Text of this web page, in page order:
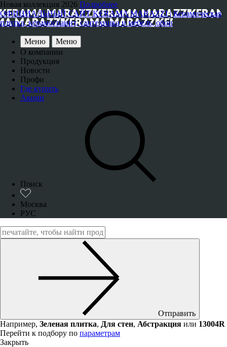
Новая коллекция 2026 Подробнее
ОФИЦИАЛЬНЫЙ САЙТ KERAMA MARAZZI | Керамическая
плитка, керамогранит, сантехника и мебель, обои
Меню
Меню
О компании
Продукция
Новости
Профи
Где купить
Акции
Поиск
Москва
РУС
Отправить
Например, Зеленая плитка, Для стен, Абстракция или 13004R
Перейти к подбору по параметрам
Закрыть